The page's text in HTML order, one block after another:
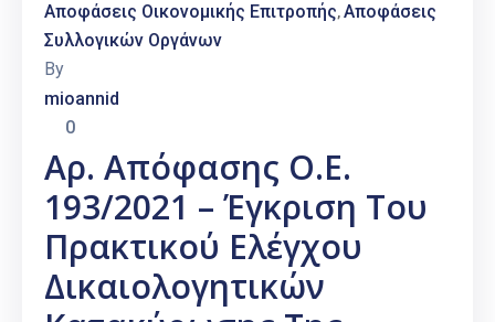
Αποφάσεις Οικονομικής Επιτροπής‚Αποφάσεις
Συλλογικών Οργάνων
By
mioannid
0
Αρ. Απόφασης Ο.Ε.
193/2021 – Έγκριση Του
Πρακτικού Ελέγχου
Δικαιολογητικών